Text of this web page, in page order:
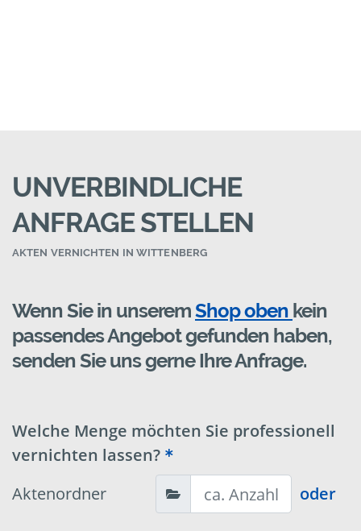
UNVERBINDLICHE
ANFRAGE STELLEN
AKTEN VERNICHTEN IN WITTENBERG
Wenn Sie in unseremShop oben kein
passendes Angebot gefunden haben,
senden Sie uns gerne Ihre Anfrage.
Welche Menge möchten Sie professionell
vernichten lassen?
Aktenordner
oder